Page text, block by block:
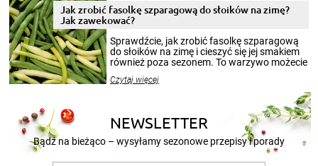
pełni poczuć atmosferę cieplejszych
miesięcy. Przygotowanie słoików ze
smakowitą zawartością musi obejmować
patenty, które pozwolą zachować świeżość
przetworów.
Jak zrobić fasolkę szparagową do słoików na zimę?
Jak zawekować?
Sprawdźcie, jak zrobić fasolkę szparagową
do słoików na zimę i cieszyć się jej smakiem
również poza sezonem. To warzywo możecie
nasze propozycje!
Czytaj więcej
NEWSLETTER
Bądź na bieżąco – wysyłamy sezonowe przepisy i porady